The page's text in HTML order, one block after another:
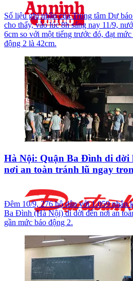
Số liệu ghi nhận của Trung tâm Dự
cho thấy, vào lúc 8h sáng nay 11/9,
6cm so với một tiếng trước đó, đạt
động 2 là 42cm.
Hà Nội: Quận Ba Đình di dời
nơi an toàn tránh lũ ngay
Đêm 10/9, 276 hộ dân với 1.059 nhân
Ba Đình (Hà Nội) di dời đến nơi an
gần mức báo động 2.